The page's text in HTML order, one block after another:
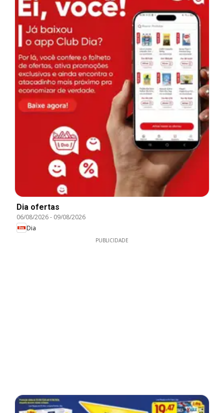
Dia ofertas
06/08/2026- 09/08/2026
Dia
PUBLICIDADE